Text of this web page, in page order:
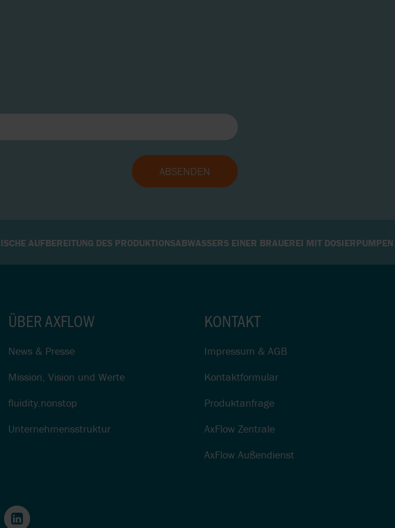
AUFBEREITUNG DES PRODUKTIONSABWASSERS EINER BRAUEREI MIT DOSIERPUMPEN
ÜBER AXFLOW
News & Presse
Mission, Vision und Werte
fluidity.nonstop
Unternehmensstruktur
KONTAKT
Impressum & AGB
Kontaktformular
Produktanfrage
AxFlow Zentrale
AxFlow Außendienst